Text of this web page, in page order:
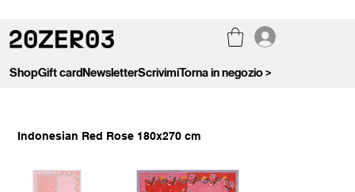
ShopGift cardNewsletterScrivimiTorna in negozio >
Indonesian Red Rose 180x270 cm